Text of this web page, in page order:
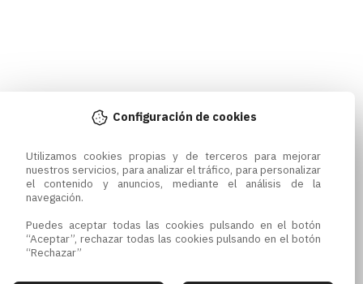
Configuración de cookies
Utilizamos cookies propias y de terceros para mejorar
nuestros servicios, para analizar el tráfico, para personalizar
el contenido y anuncios, mediante el análisis de la
navegación.
Puedes aceptar todas las cookies pulsando en el botón
“Aceptar”, rechazar todas las cookies pulsando en el botón
“Rechazar”